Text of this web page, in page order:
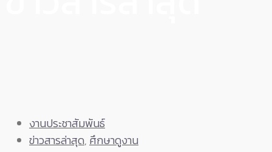
งานประชาสัมพันธ์
ข่าวสารล่าสุด, ศึกษาดูงาน